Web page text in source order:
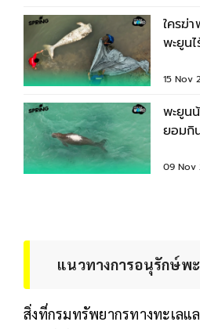
ใครฆ่
พะยูน
15 Nov
พะยูน
ยอมกิ
09 Nov
แนวทางการอนุรักษ์พ
สิ่งที่กรมทรัพยากรทางทะเลแ